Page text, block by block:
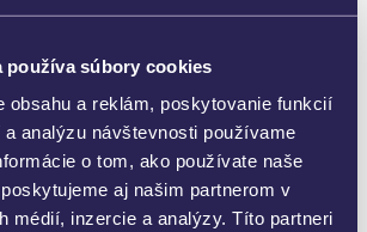
používa súbory cookies
obsahu a reklám, poskytovanie funkcií
analýzu návštevnosti používame
o tom, ako používate naše
aj našim partnerom v
médií, inzercie a analýzy. Títo partneri
novým obchodným
ako znížiť náklady na
či odpad, a zároveň
vašej spoločnosti.
plán krokov acertifikát, ktorý
o vašej snahe byť udržateľnou